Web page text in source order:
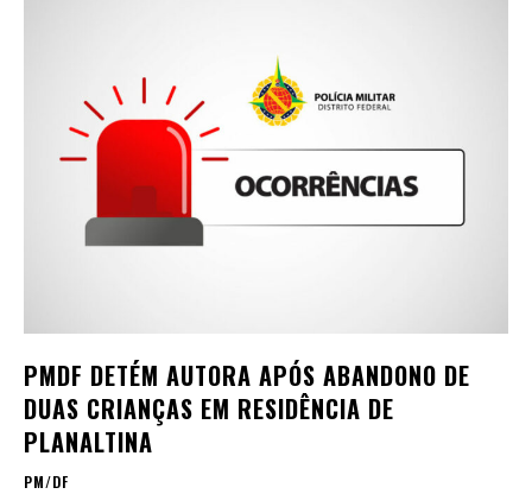
PMDF DETÉM AUTORA APÓS ABANDONO DE
DUAS CRIANÇAS EM RESIDÊNCIA DE
PLANALTINA
PM/DF